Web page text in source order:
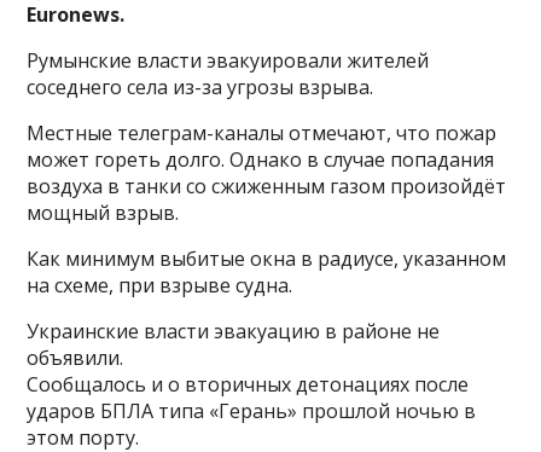
Euronews.
Румынские власти эвакуировали жителей
соседнего села из-за угрозы взрыва.
Местные телеграм-каналы отмечают, что пожар
может гореть долго. Однако в случае попадания
воздуха в танки со сжиженным газом произойдёт
мощный взрыв.
Как минимум выбитые окна в радиусе, указанном
на схеме, при взрыве судна.
Украинские власти эвакуацию в районе не
объявили.
Сообщалось и о вторичных детонациях после
ударов БПЛА типа «Герань» прошлой ночью в
этом порту.